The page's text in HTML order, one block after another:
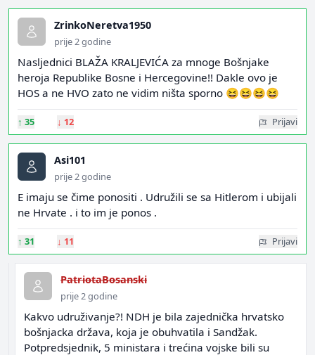
ZrinkoNeretva1950
prije 2 godine
Nasljednici BLAŽA KRALJEVIĆA za mnoge Bošnjake
heroja Republike Bosne i Hercegovine!! Dakle ovo je
HOS a ne HVO zato ne vidim ništa sporno 😆😆😆😆
↑ 35 ↓ 12 Prijavi
Asi101
prije 2 godine
E imaju se čime ponositi . Udružili se sa Hitlerom i ubijali
ne Hrvate . i to im je ponos .
↑ 31 ↓ 11 Prijavi
PatriotaBosanski
prije 2 godine
Kakvo udruživanje?! NDH je bila zajednička hrvatsko
bošnjacka država, koja je obuhvatila i Sandžak.
Potpredsjednik, 5 ministara i trećina vojske bili su